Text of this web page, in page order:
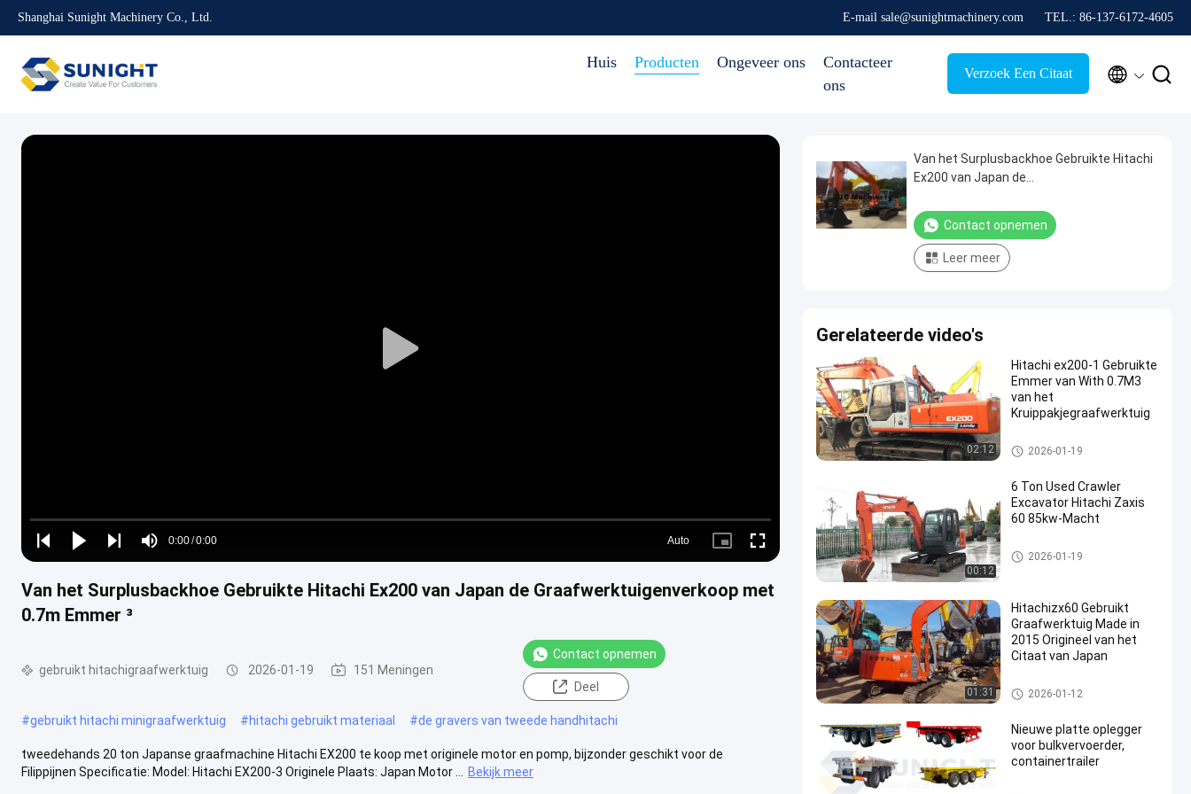
Shanghai Sunight Machinery Co., Ltd. E-mail sale@sunightmachinery.com TEL.: 86-137-6172-4605
Huis Producten Ongeveer ons
Contacteer
ons
Verzoek Een Citaat  
Play
Play
Play
Play
Mute
Time
0:00/0:00
Loaded:
0%
Auto
Picture- Fullscreen
Van het Surplusbackhoe Gebruikte Hitachi Ex200 van Japan de Graafwerktuigenverkoop met
0.7m Emmer ³
gebruikt hitachigraafwerktuig 2026-01-19 151 Meningen
Contact opnemen
Deel
#gebruikt hitachi minigraafwerktuig #hitachi gebruikt materiaal #de gravers van tweede handhitachi
tweedehands 20 ton Japanse graafmachine Hitachi EX200 te koop met originele motor en pomp, bijzonder geschikt voor de
Filippijnen Specificatie: Model: Hitachi EX200-3 Originele Plaats: Japan Motor ...
Bekijk meer
Van het Surplusbackhoe Gebruikte Hitachi
Ex200 van Japan de
³
Contact opnemen
Leer meer
Gerelateerde video's
02:12
Hitachi ex200-1 Gebruikte
Emmer van With 0.7M3
van het
Kruippakjegraafwerktuig
gebruikt hitachigraafwerktuig
2026-01-19
00:12
6 Ton Used Crawler
Excavator Hitachi Zaxis
60 85kw-Macht
gebruikt hitachigraafwerktuig
2026-01-19
01:31
Hitachizx60 Gebruikt
Graafwerktuig Made in
2015 Origineel van het
Citaat van Japan
gebruikt hitachigraafwerktuig
2026-01-12
Nieuwe platte oplegger
voor bulkvervoerder,
containertrailer